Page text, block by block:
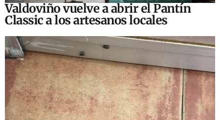
Valdoviño vuelve a abrir el Pantín
Classic a los artesanos locales